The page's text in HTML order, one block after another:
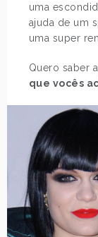
uma
ajuda de um
uma super
Quero saber
que vocês